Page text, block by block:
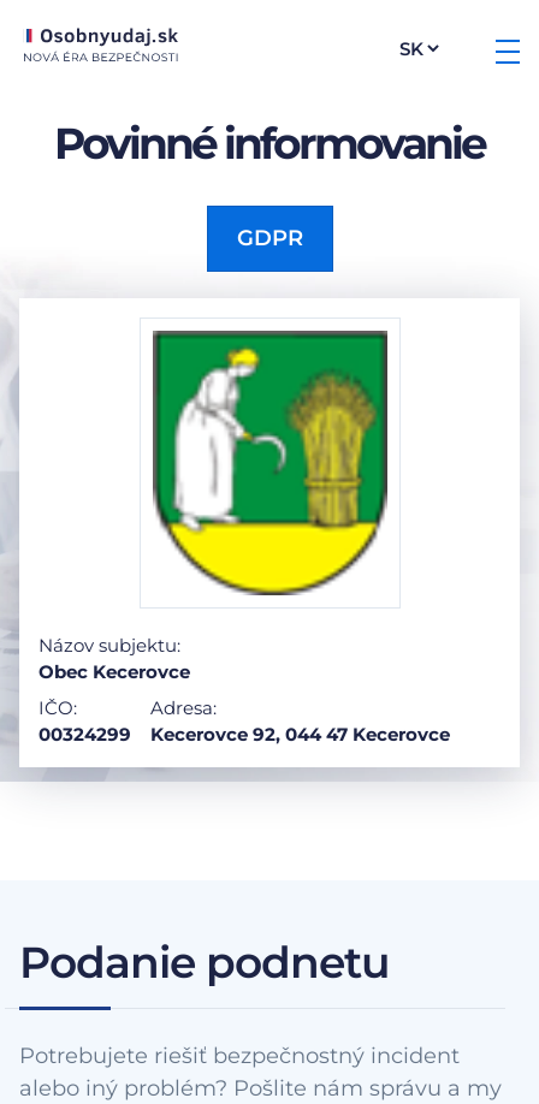
Povinné informovanie
GDPR
Názov subjektu:
Obec Kecerovce
IČO:
00324299
Adresa:
Kecerovce 92, 044 47 Kecerovce
Podanie podnetu
Potrebujete riešiť bezpečnostný incident
alebo iný problém? Pošlite nám správu a my